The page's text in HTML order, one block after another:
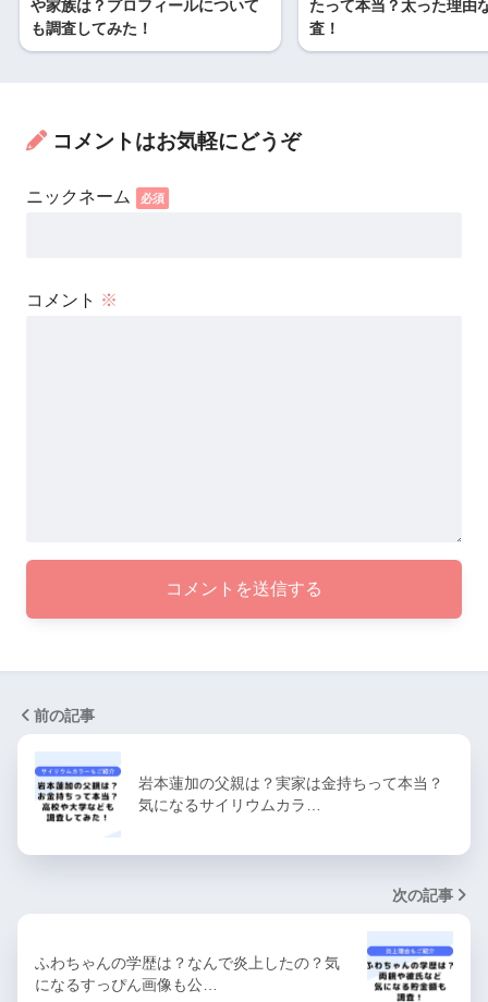
や家族は？プロフィールについて
も調査してみた！
たって本当？太った理由
査！
コメントはお気軽にどうぞ
コメント ※
前の記事
岩本蓮加の父親は？実家は金持ちって本当？
気になるサイリウムカラ…
次の記事
ふわちゃんの学歴は？なんで炎上したの？気
になるすっぴん画像も公…